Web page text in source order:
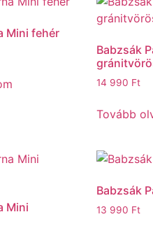
Mini fehér
Babzsák
14 990 Ft
Tovább
Mini
Babzsák
13 990 Ft